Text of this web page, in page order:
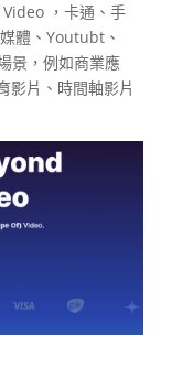
，卡通、手
體、Youtubt、
景，例如商業應
影片、時間軸影片